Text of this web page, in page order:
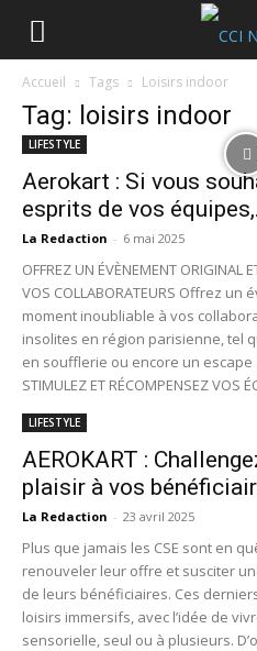
Accueil Tags Loisirs indoor
Tag: loisirs indoor
LIFESTYLE
Aerokart : Si vous
esprits de vos
La Redaction - 6 mai 2025
OFFREZ UN ÉVÈNEMENT ORIGINAL
VOS COLLABORATEURS Offrez
moment inoubliable à vos
insolites en région parisienne, tel
en soufflerie ou encore un escape
STIMULEZ ET RÉCOMPENSEZ VOS
LIFESTYLE
AEROKART :
plaisir à vos
La Redaction - 23 avril 2025
Plus que jamais les CSE sont en
renouveler leur offre et susciter
de leurs bénéficiaires. Ces
loisirs immersifs, avec l’idée de
sensorielle, seul ou à plusieurs.